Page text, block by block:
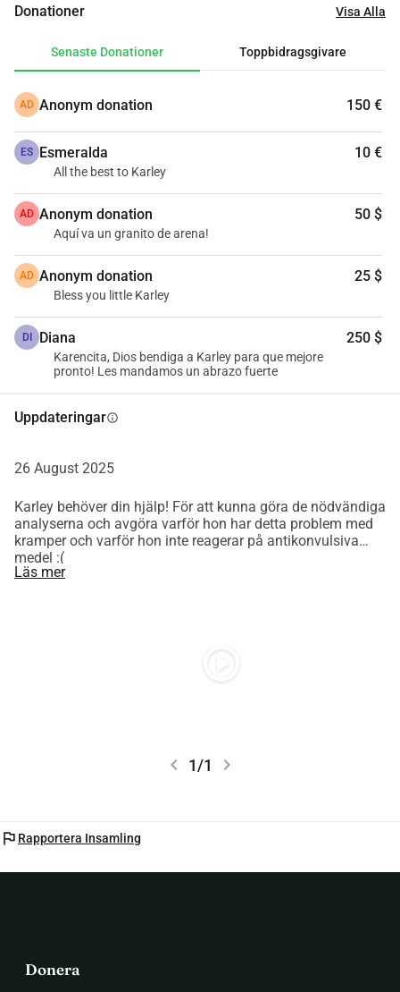
och ryggrad, genetiska studier, neurologisk
min dagliga antiepileptiska behandling eftersom jag inte
än någonsin! Tveka inte att kontakta min mamma, Karen,
om du har frågor eller någon information om denna typ av
erfarenhet.
Donationer Visa Alla
Senaste Donationer Toppbidragsgivare
AD Anonym donation 150 €
ES Esmeralda 10 €
All the best to Karley
AD Anonym donation 50 $
Aquí va un granito de arena!
AD Anonym donation 25 $
Bless you little Karley
DI Diana 250 $
Karencita, Dios bendiga a Karley para que mejore
pronto! Les mandamos un abrazo fuerte
Uppdateringarinfo
26 August 2025
Karley behöver din hjälp! För att kunna göra de nödvändiga
analyserna och avgöra varför hon har detta problem med
kramper och varför hon inte reagerar på antikonvulsiva
medel :(
Läs mer
chevron_left 1/1 chevron_right
flag Rapportera Insamling
Donera